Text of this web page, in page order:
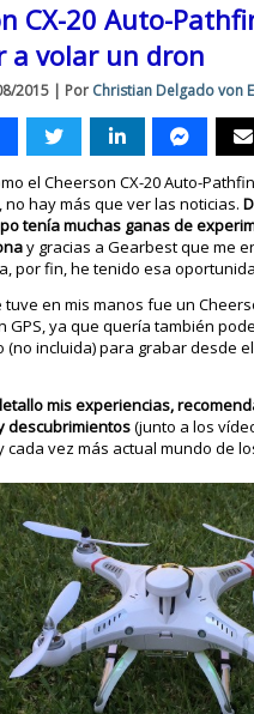
CX-20 Auto-
a volar un dron
2015 | Por Christian Delgado von
el Cheerson CX-20 Auto-
no hay más que ver las noticias.
tenía muchas ganas de
y gracias a Gearbest que me
por fin, he tenido esa
tuve en mis manos fue un
GPS, ya que quería también
(no incluida) para grabar desde
mis experiencias,
descubrimientos(junto a los
cada vez más actual mundo de